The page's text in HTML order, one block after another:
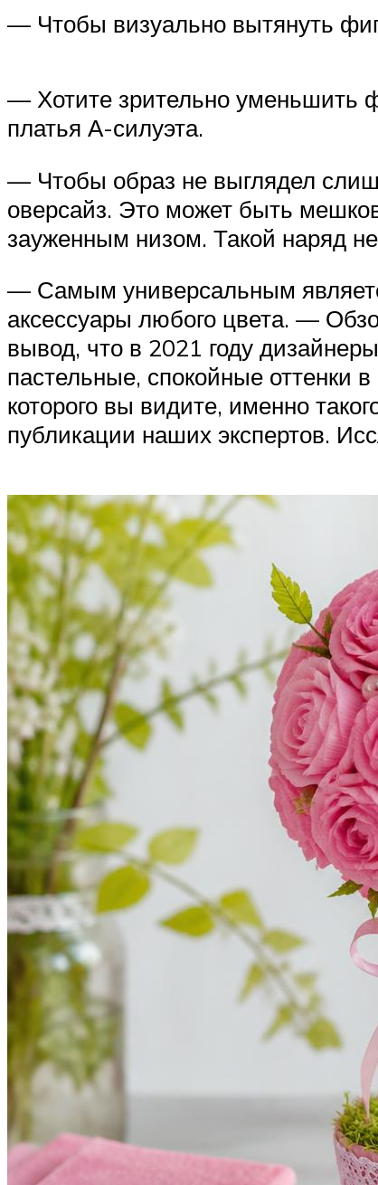
— Чтобы визуально вытянуть
— Хотите зрительно уменьшить
платья А-силуэта.
— Чтобы образ не выглядел
оверсайз. Это может быть
зауженным низом. Такой наряд
— Самым универсальным
аксессуары любого цвета. —
вывод, что в 2021 году
пастельные, спокойные оттенки
которого вы видите, именно
публикации наших экспертов.